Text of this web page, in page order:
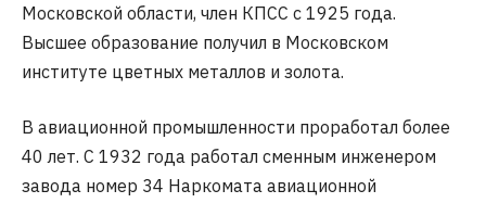
Московской области, член КПСС с 1925 года.
Высшее образование получил в Московском
институте цветных металлов и золота.
В авиационной промышленности проработал более
40 лет. С 1932 года работал сменным инженером
завода номер 34 Наркомата авиационной